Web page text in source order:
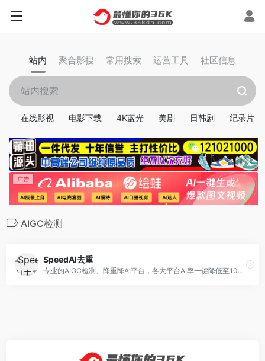
站内 聚合影搜 常用搜索 运营工具 社区信息
在线影视 电影下载 4K蓝光 美剧 日韩剧 纪录片
AIGC检测
SpeedAI去重
专业的AIGC检测、降重降AI平台，各大平台AI率一键降低至10%。同时Agent可生成文献综述、AI PPT、学术文档等